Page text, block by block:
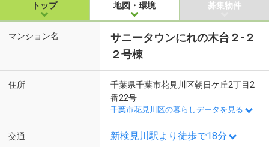
トップ 地図・環境 募集物件
マンション名
サニータウンにれの木台２-２
２号棟
住所
千葉県千葉市花見川区朝日ケ丘2丁目2
番22号
千葉市花見川区の暮らしデータを見る
交通 新検見川駅より徒歩で18分